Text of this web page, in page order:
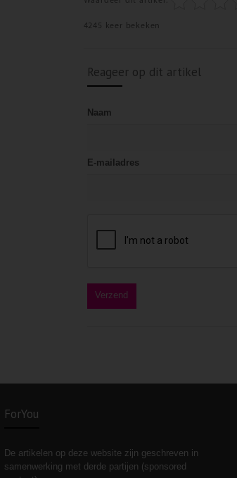
4245 keer bekeken
Reageer op dit artikel
Naam
E-mailadres
ForYou
De artikelen op deze website zijn geschreven in
samenwerking met derde partijen (sponsored